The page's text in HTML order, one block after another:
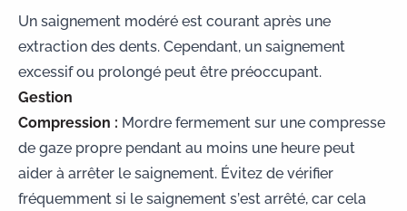
Un saignement modéré est courant après une
extraction des dents. Cependant, un saignement
excessif ou prolongé peut être préoccupant.
Gestion
Compression : Mordre fermement sur une compresse
de gaze propre pendant au moins une heure peut
aider à arrêter le saignement. Évitez de vérifier
fréquemment si le saignement s’est arrêté, car cela